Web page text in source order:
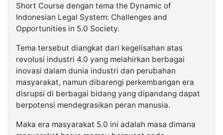
Short Course dengan tema the Dynamic of
Indonesian Legal System: Challenges and
Opportunities in 5.0 Society.
Tema tersebut diangkat dari kegelisahan atas
revolusi industri 4.0 yang melahirkan berbagai
inovasi dalam dunia industri dan perubahan
masyarakat, namun dibarengi perkembangan era
disrupsi di berbagai bidang yang dipandang dapat
berpotensi mendegrasikan peran manusia.
Maka era masyarakat 5.0 ini adalah masa dimana